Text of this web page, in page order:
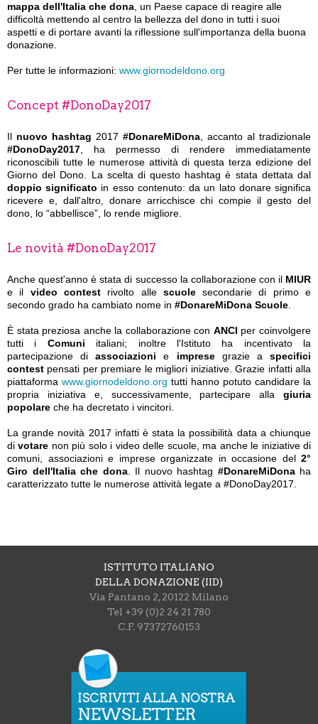
mappa dell'Italia che dona , un Paese capace di reagire alle
difficoltà mettendo al centro la bellezza del dono in tutti i suoi
aspetti e di portare avanti la riflessione sull'importanza della buona
donazione.
Per tutte le informazioni: www.giornodeldono.org
Concept #DonoDay2017
Il nuovo hashtag 2017 #DonareMiDona , accanto al tradizionale
#DonoDay2017 , ha permesso di rendere immediatamente
riconoscibili tutte le numerose attività di questa terza edizione del
Giorno del Dono. La scelta di questo hashtag è stata dettata dal
doppio significato in esso contenuto: da un lato donare significa
ricevere e, dall'altro, donare arricchisce chi compie il gesto del
dono, lo “abbellisce”, lo rende migliore.
Le novità #DonoDay2017
Anche quest'anno è stata di successo la collaborazione con il MIUR
e il video contestrivolto alle scuolesecondarie di primo e
secondo grado ha cambiato nome in #DonareMiDona Scuole
È stata preziosa anche la collaborazione con ANCI per coinvolgere
tutti i Comuni italiani; inoltre l'Istituto ha incentivato la
partecipazione diassociazioni e impresegrazie aspecifici
contest pensati per premiare le migliori iniziative. Grazie infatti alla
piattaforma www.giornodeldono.org tutti hanno potuto candidare la
propria iniziativa e, successivamente, partecipare alla giuria
popolare che ha decretato i vincitori.
La grande novità 2017 infatti è stata la possibilità data a chiunque
divotare non più solo i video delle scuole, ma anche le iniziative di
comuni, associazioni e imprese organizzate in occasione del 2°
Giro dell'Italia che dona. Il nuovo hashtag #DonareMiDonaha
caratterizzato tutte le numerose attività legate a #DonoDay2017.
ISTITUTO ITALIANO
DELLA DONAZIONE (IID)
Via Pantano 2, 20122 Milano
Tel +39 (0)2 24 21 780
C.F. 97372760153